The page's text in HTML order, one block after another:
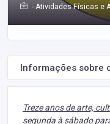
- Atividades Físicas e
Informações sobre
Treze anos de arte,
segunda à sábado